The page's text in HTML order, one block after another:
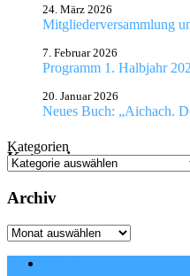
Mitgliederversammlung
24. März 2026
Programm 1. Halbjahr
7. Februar 2026
Neues Buch: „Aichach.
20. Januar 2026
Kategorien
Kategorien
Archiv
Archiv